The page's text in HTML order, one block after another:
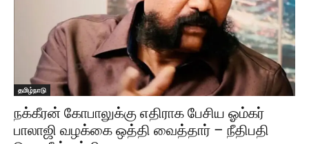
தமிழ்நாடு
நக்கீரன் கோபாலுக்கு எதிராக பேசிய ஓம்கர்
பாலாஜி வழக்கை ஒத்தி வைத்தார் – நீதிபதி